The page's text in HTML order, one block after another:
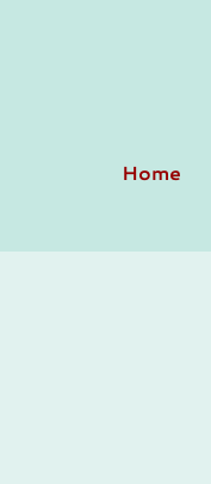
Home